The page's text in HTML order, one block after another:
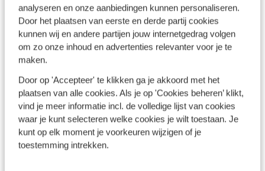
analyseren en onze aanbiedingen kunnen personaliseren.
Door het plaatsen van eerste en derde partij cookies
kunnen wij en andere partijen jouw internetgedrag volgen
om zo onze inhoud en advertenties relevanter voor je te
maken.
Door op 'Accepteer' te klikken ga je akkoord met het
plaatsen van alle cookies. Als je op 'Cookies beheren’ klikt,
vind je meer informatie incl. de volledige lijst van cookies
waar je kunt selecteren welke cookies je wilt toestaan. Je
kunt op elk moment je voorkeuren wijzigen of je
toestemming intrekken.
met je lief op pad gaat en op sommige plekken ook voor
groepen en families. Boek je een vliegvakantie en een
verblijf in een bed and breakfast, dan krijg je er een
huurauto bij. Wil je meer inspiratie voor een bed &
breakfast in Spanje? Bekijk dan mijn
ontdekkingen.
Welkom in Spanje: verken de eilanden
en het vasteland
Spanje heeft een speciale plek in mijn hart. Niet alleen het